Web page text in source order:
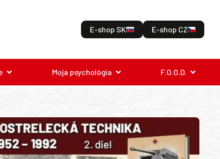
E-shop SK E-shop CZ
Moja psychológia F.O.O.D.